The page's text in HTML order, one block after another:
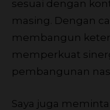
sesuai dengan
masing. Dengan
membangun
memperkuat
pembangunan
Saya juga